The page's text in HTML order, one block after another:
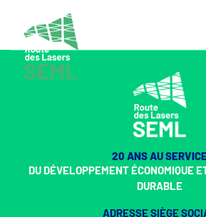
20 ANS AU
DU DÉVELOPPEMENT ÉCONOMIQUE
DURABLE
ADRESSE SIÈGE